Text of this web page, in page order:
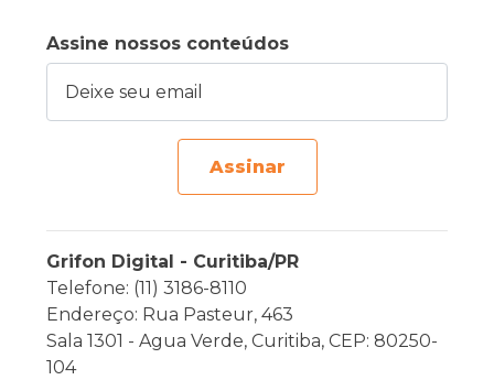
Assine nossos conteúdos
Assinar
Grifon Digital - Curitiba/PR
Telefone: (11) 3186-8110
Endereço: Rua Pasteur, 463
Sala 1301 - Agua Verde, Curitiba, CEP: 80250-
104